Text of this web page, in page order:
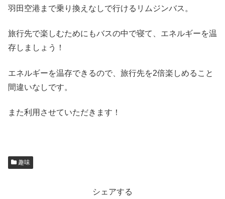
羽田空港まで乗り換えなしで行けるリムジンバス。
旅行先で楽しむためにもバスの中で寝て、エネルギーを温
存しましょう！
エネルギーを温存できるので、旅行先を2倍楽しめること
間違いなしです。
また利用させていただきます！
趣味
シェアする